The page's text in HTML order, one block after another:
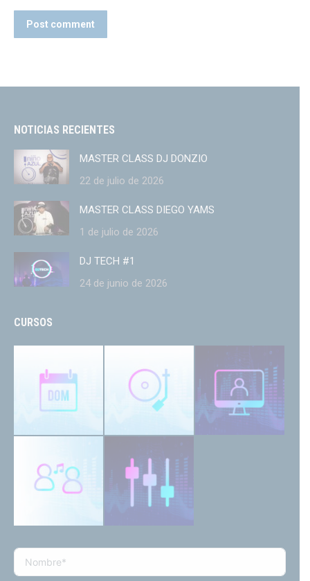
Post comment
NOTICIAS RECIENTES
MASTER CLASS DJ DONZIO
22 de julio de 2026
MASTER CLASS DIEGO YAMS
1 de julio de 2026
DJ TECH #1
24 de junio de 2026
CURSOS